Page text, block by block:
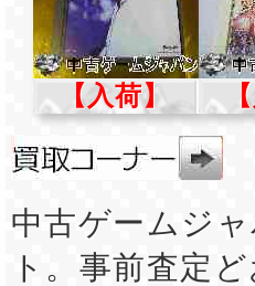
【入荷】
中古ゲームジ
ト。事前査定